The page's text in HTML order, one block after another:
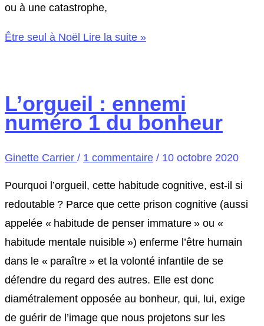
ou à une catastrophe,
Être seul à Noël Lire la suite »
L’orgueil : ennemi
numéro 1 du bonheur
Ginette Carrier / 1 commentaire / 10 octobre 2020
Pourquoi l’orgueil, cette habitude cognitive, est-il si
redoutable ? Parce que cette prison cognitive (aussi
appelée « habitude de penser immature » ou «
habitude mentale nuisible ») enferme l’être humain
dans le « paraître » et la volonté infantile de se
défendre du regard des autres. Elle est donc
diamétralement opposée au bonheur, qui, lui, exige
de guérir de l’image que nous projetons sur les